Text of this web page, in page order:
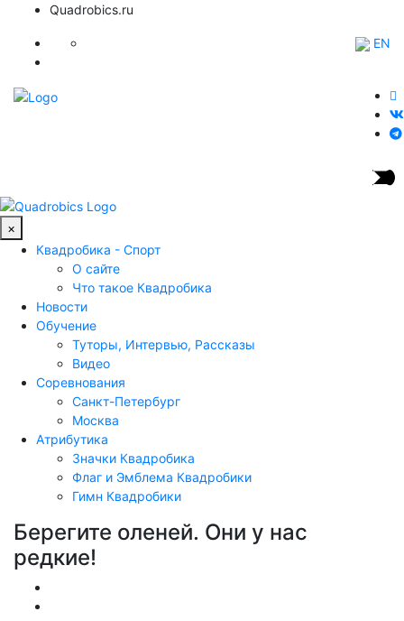
Quadrobics.ru
EN
×
Квадробика - Спорт
О сайте
Что такое Квадробика
Новости
Обучение
Туторы, Интервью, Рассказы
Видео
Соревнования
Санкт-Петербург
Москва
Атрибутика
Значки Квадробика
Флаг и Эмблема Квадробики
Гимн Квадробики
Берегите оленей. Они у нас
редкие!